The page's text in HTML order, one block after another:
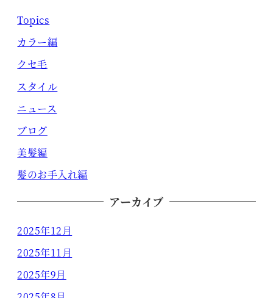
Topics
カラー編
クセ毛
スタイル
ニュース
ブログ
美髪編
髪のお手入れ編
アーカイブ
2025年12月
2025年11月
2025年9月